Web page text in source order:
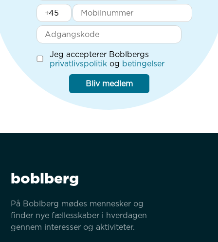
+
Jeg accepterer Boblbergs
privatlivspolitik og betingelser
Bliv medlem
boblberg
På Boblberg mødes mennesker og
finder nye fællesskaber i hverdagen
gennem interesser og aktiviteter.